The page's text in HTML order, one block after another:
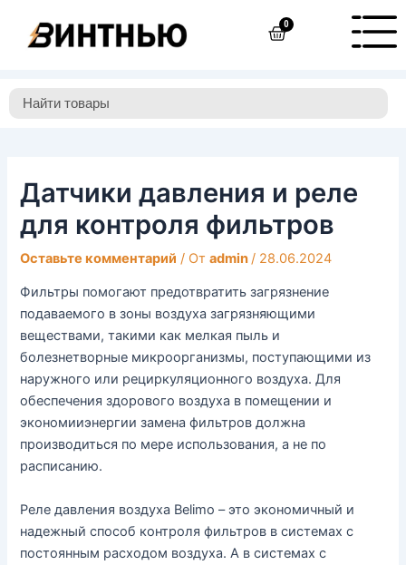
содержимому
0Cart
Датчики давления и реле
для контроля фильтров
Оставьте комментарий / Отadmin/ 28.06.2024
Фильтры помогают предотвратить загрязнение
подаваемого в зоны воздуха загрязняющими
веществами, такими как мелкая пыль и
болезнетворные микроорганизмы, поступающими из
наружного или рециркуляционного воздуха. Для
обеспечения здорового воздуха в помещении и
экономииэнергии замена фильтров должна
производиться по мере использования, а не по
расписанию.
Реле давления воздуха Belimo – это экономичный и
надежный способ контроля фильтров в системах с
постоянным расходом воздуха. А в системах с
записям